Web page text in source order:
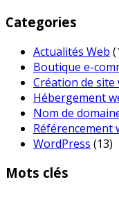
Categories
Actualités Web
Boutique e-
Création de site
Hébergement
Nom de
Référencement
WordPress (13)
Mots clés